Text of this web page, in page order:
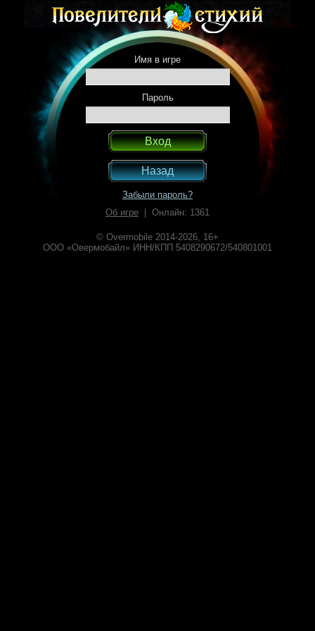
Имя в игре
Пароль
Назад
Забыли пароль?
Об игре | Онлайн: 1361
© Overmobile 2014-2026, 16+
ООО «Овермобайл» ИНН/КПП 5408290672/540801001